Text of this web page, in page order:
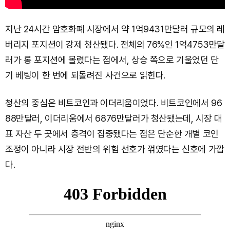
지난 24시간 암호화폐 시장에서 약 1억9431만달러 규모의 레
버리지 포지션이 강제 청산됐다. 전체의 76%인 1억4753만달
러가 롱 포지션에 몰렸다는 점에서, 상승 쪽으로 기울었던 단
기 베팅이 한 번에 되돌려진 사건으로 읽힌다.
청산의 중심은 비트코인과 이더리움이었다. 비트코인에서 96
88만달러, 이더리움에서 6876만달러가 청산됐는데, 시장 대
표 자산 두 곳에서 충격이 집중됐다는 점은 단순한 개별 코인
조정이 아니라 시장 전반의 위험 선호가 꺾였다는 신호에 가깝
다.